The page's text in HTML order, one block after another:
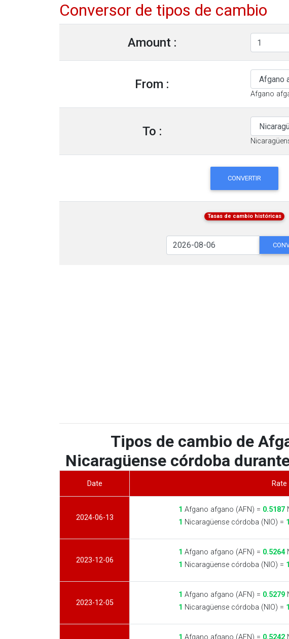
Conversor de tipos de cambio
Amount :
From :
Afgano
To :
CONVERTIR
Tasas de cambio históricas
Tipos de cambio de
Nicaragüense córdoba
Date Rate
2024-06-13
1 Afgano afgano (AFN) = 0.5187
1 Nicaragüense córdoba (NIO) =
2023-12-06
1 Afgano afgano (AFN) = 0.5264
1 Nicaragüense córdoba (NIO) =
2023-12-05
1 Afgano afgano (AFN) = 0.5279
1 Nicaragüense córdoba (NIO) =
1 Afgano afgano (AFN) = 0.5242